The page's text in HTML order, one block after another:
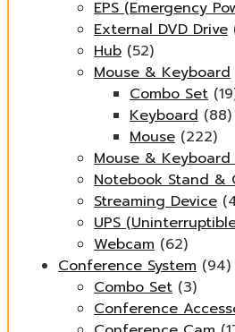
EPS (Emergency
External DVD Drive
Hub (52)
Mouse & Keyboard
Combo Set
Keyboard (88)
Mouse (222)
Mouse & Keyboard
Notebook Stand &
Streaming Device
UPS
Webcam (62)
Conference System (94)
Combo Set (3)
Conference